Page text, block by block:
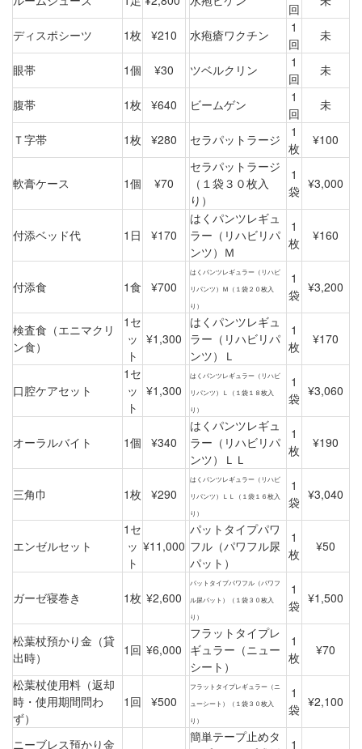
回
ディスポシーツ 1枚 ¥210 水疱瘡ワクチン
1
回
未
眼帯 1個 ¥30 ツベルクリン
1
回
未
腹帯 1枚 ¥640 ビームゲン
1
回
未
Ｔ字帯 1枚 ¥280 セラパットラージ
1
枚
¥100
軟膏ケース 1個 ¥70
セラパットラージ
（１袋３０枚入
り）
1
袋 ¥3,000
付添ベッド代 1日 ¥170
はくパンツレギュ
ラー（リハビリパ
ンツ）Ｍ
1
枚
¥160
付添食 1食 ¥700
はくパンツレギュラー（リハビ
リパンツ）Ｍ（１袋２０枚入
り）
1
袋 ¥3,200
検査食（エニマクリ
ン食）
1セ
ッ
ト
¥1,300
はくパンツレギュ
ラー（リハビリパ
ンツ）Ｌ
1
枚
¥170
口腔ケアセット
1セ
ッ
ト
¥1,300
はくパンツレギュラー（リハビ
リパンツ）Ｌ（１袋１８枚入
り）
1
袋 ¥3,060
オーラルバイト 1個 ¥340
はくパンツレギュ
ラー（リハビリパ
ンツ）ＬＬ
1
枚
¥190
三角巾 1枚 ¥290
はくパンツレギュラー（リハビ
リパンツ）ＬＬ（１袋１６枚入
り）
1
袋 ¥3,040
エンゼルセット
1セ
ッ
ト
¥11,000
パットタイプパワ
フル（パワフル尿
パット）
1
枚
¥50
ガーゼ寝巻き 1枚 ¥2,600
パットタイプパワフル（パワフ
ル尿パット）（１袋３０枚入
り）
1
袋 ¥1,500
松葉杖預かり金（貸
出時）
1回 ¥6,000
フラットタイプレ
ギュラー（ニュー
シート）
1
枚
¥70
松葉杖使用料（返却
時・使用期間問わ
ず）
1回 ¥500
フラットタイプレギュラー（ニ
ューシート）（１袋３０枚入
り）
1
袋 ¥2,100
ニーブレス預かり金
簡単テープ止めタ
1